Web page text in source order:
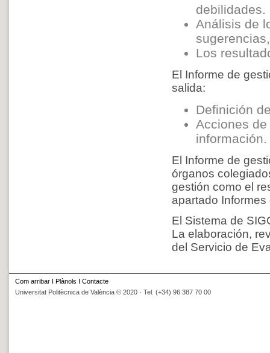
debilidades.
Análisis de
Los
El Informe de
salida:
Definición
Acciones
información.
El Informe de
órganos
gestión como el
apartado
El Sistema de
La elaboración,
del Servicio de
Com arribar I Plànols I Contacte
Universitat Politècnica de València © 2020 · Tel. (+34) 96 387 70 00